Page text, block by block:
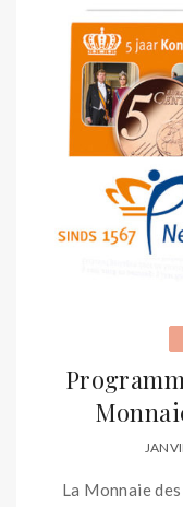
La Monnaie